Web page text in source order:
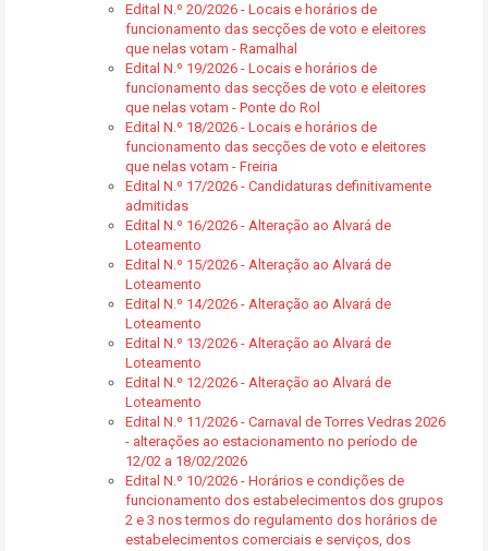
Edital N.º 20/2026 - Locais e horários de
funcionamento das secções de voto e eleitores
que nelas votam - Ramalhal
Edital N.º 19/2026 - Locais e horários de
funcionamento das secções de voto e eleitores
que nelas votam - Ponte do Rol
Edital N.º 18/2026 - Locais e horários de
funcionamento das secções de voto e eleitores
que nelas votam - Freiria
Edital N.º 17/2026 - Candidaturas definitivamente
admitidas
Edital N.º 16/2026 - Alteração ao Alvará de
Loteamento
Edital N.º 15/2026 - Alteração ao Alvará de
Loteamento
Edital N.º 14/2026 - Alteração ao Alvará de
Loteamento
Edital N.º 13/2026 - Alteração ao Alvará de
Loteamento
Edital N.º 12/2026 - Alteração ao Alvará de
Loteamento
Edital N.º 11/2026 - Carnaval de Torres Vedras 2026
- alterações ao estacionamento no período de
12/02 a 18/02/2026
Edital N.º 10/2026 - Horários e condições de
funcionamento dos estabelecimentos dos grupos
2 e 3 nos termos do regulamento dos horários de
estabelecimentos comerciais e serviços, dos